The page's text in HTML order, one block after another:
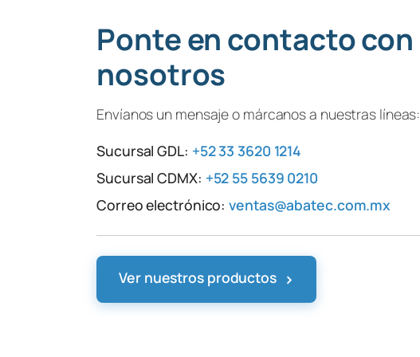
Ponte en contacto con
nosotros
Envíanos un mensaje o márcanos a nuestras líneas:
Sucursal GDL: +52 33 3620 1214
Sucursal CDMX: +52 55 5639 0210
Correo electrónico:ventas@abatec.com.mx
Ver nuestros productos ›